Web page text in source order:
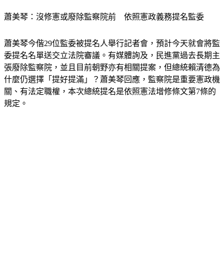
蕭美琴：沒修憲或廢除監察院前　依照憲政義務提名監委
蕭美琴今偕29位監委被提名人舉行記者會，預計今天就會將監
委提名名單送交立法院審議。有媒體詢及，民進黨過去長期主
張廢除監察院，並且目前朝野亦有相關提案，但總統賴清德為
什麼仍選擇「提好提滿」？蕭美琴回應，監察院是重要憲政機
關、有法定職權，本次總統提名是依照憲法增修條文第7條的
規定。